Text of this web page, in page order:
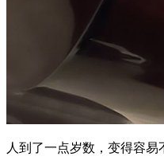
人到了一点岁数，变得容